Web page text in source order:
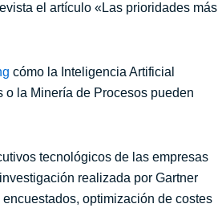
el artículo «Las prioridades más
cómo la Inteligencia Artificial
la Minería de Procesos pueden
tecnológicos de las empresas
realizada por Gartner
optimización de costes